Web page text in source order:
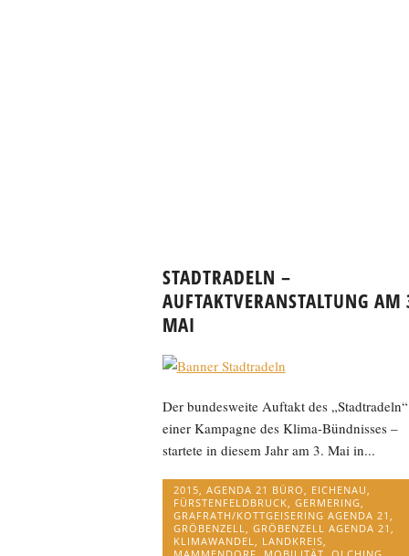
STADTRADELN –
AUFTAKTVERANSTALTUNG AM
MAI
Der bundesweite Auftakt des
einer Kampagne des Klima-Bündnisses –
startete in diesem Jahr am 3. Mai in...
2015 AGENDA 21 BÜRO EICHENAU
FÜRSTENFELDBRUCK GERMERING
GRAFRATH/KOTTGEISERING AGENDA 21
GRÖBENZELL
GRÖBENZELL AGENDA 21
KLIMAWANDEL
LANDKREIS